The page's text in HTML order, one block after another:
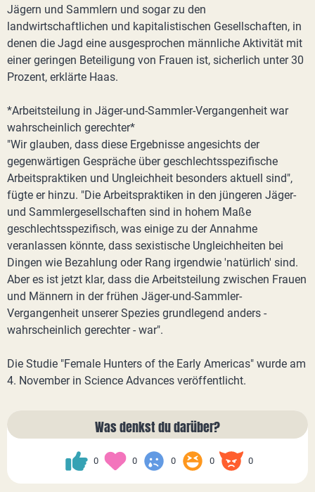
Jägern und Sammlern und sogar zu den
landwirtschaftlichen und kapitalistischen Gesellschaften, in
denen die Jagd eine ausgesprochen männliche Aktivität mit
einer geringen Beteiligung von Frauen ist, sicherlich unter 30
Prozent, erklärte Haas.
*Arbeitsteilung in Jäger-und-Sammler-Vergangenheit war
wahrscheinlich gerechter*
"Wir glauben, dass diese Ergebnisse angesichts der
gegenwärtigen Gespräche über geschlechtsspezifische
Arbeitspraktiken und Ungleichheit besonders aktuell sind",
fügte er hinzu. "Die Arbeitspraktiken in den jüngeren Jäger-
und Sammlergesellschaften sind in hohem Maße
geschlechtsspezifisch, was einige zu der Annahme
veranlassen könnte, dass sexistische Ungleichheiten bei
Dingen wie Bezahlung oder Rang irgendwie 'natürlich' sind.
Aber es ist jetzt klar, dass die Arbeitsteilung zwischen Frauen
und Männern in der frühen Jäger-und-Sammler-
Vergangenheit unserer Spezies grundlegend anders -
wahrscheinlich gerechter - war".
Die Studie "Female Hunters of the Early Americas" wurde am
4. November in Science Advances veröffentlicht.
Was denkst du darüber?
0 0 0 0 0